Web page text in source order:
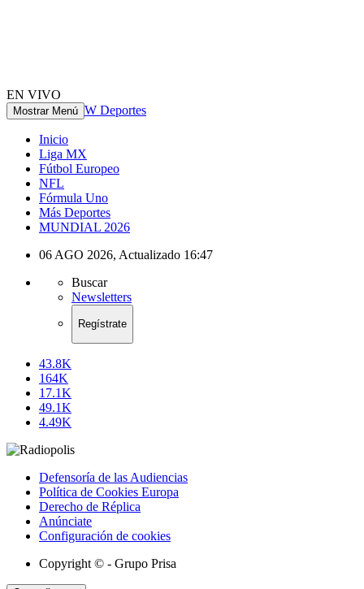
EN VIVO
Mostrar Menú W Deportes
Inicio
Liga MX
Fútbol Europeo
NFL
Fórmula Uno
Más Deportes
MUNDIAL 2026
06 AGO 2026, Actualizado 16:47
Buscar
Newsletters
Regístrate
43.8K
164K
17.1K
49.1K
4.49K
Defensoría de las Audiencias
Política de Cookies Europa
Derecho de Réplica
Anúnciate
Configuración de cookies
Copyright © - Grupo Prisa